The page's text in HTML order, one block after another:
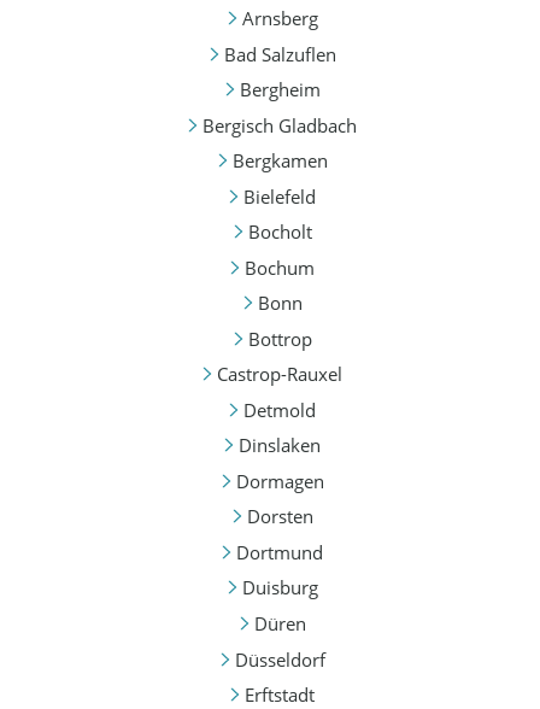
Arnsberg
Bad Salzuflen
Bergheim
Bergisch Gladbach
Bergkamen
Bielefeld
Bocholt
Bochum
Bonn
Bottrop
Castrop-Rauxel
Detmold
Dinslaken
Dormagen
Dorsten
Dortmund
Duisburg
Düren
Düsseldorf
Erftstadt